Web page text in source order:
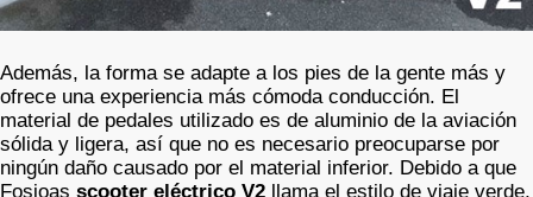
Además, la forma se adapte a los pies de la gente más y
ofrece una experiencia más cómoda conducción. El
material de pedales utilizado es de aluminio de la aviación
sólida y ligera, así que no es necesario preocuparse por
ningún daño causado por el material inferior. Debido a que
Fosjoas scooter eléctrico V2 llama el estilo de viaje verde,